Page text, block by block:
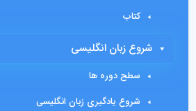
کتاب
شروع زبان انگلیسی
سطح دوره ها
شروع یادگیری زبان انگلیسی